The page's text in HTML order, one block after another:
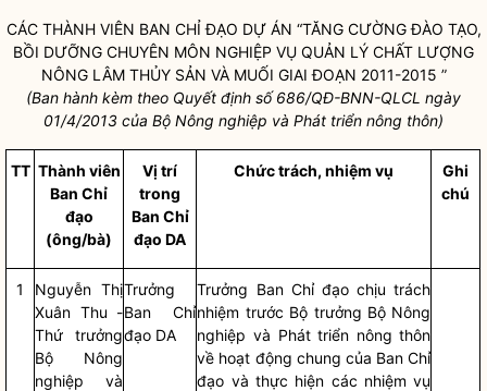
CÁC THÀNH VIÊN BAN CHỈ ĐẠO DỰ ÁN “TĂNG CƯỜNG ĐÀO TẠO,
BỒI DƯỠNG CHUYÊN MÔN NGHIỆP VỤ QUẢN LÝ CHẤT LƯỢNG
NÔNG LÂM THỦY SẢN VÀ MUỐI GIAI ĐOẠN 2011-2015 ”
(Ban hành kèm theo Quyết định số686/QĐ-BNN-QLCL ngày
01/4/2013 của Bộ Nông nghiệp và Phát triển nông thôn)
TT Thành viên
BanChỉ
đạo
(ông/bà)
Vị trí
trong
Ban Chỉ
đạo DA
Chức trách, nhiệm vụ
Ghi
chú
1
Nguyễn Thị
Xuân Thu -
Thứ trưởng
Bộ Nông
nghiệp và
Trưởng
BanChỉ
đạo DA
Trưởng Ban Chỉ đạochịu trách
nhiệm trước Bộ trưởng Bộ Nông
nghiệp và Phát triển nông thôn
về hoạt động chung của BanChỉ
đạo và thực hiện các nhiệm vụ